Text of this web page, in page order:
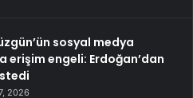
sosyal medya
erişim engeli: Erdoğan’dan
2026